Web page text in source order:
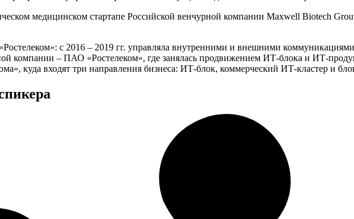
медицинском стартапе Российской венчурной компании Maxwell Biotech
с 2016 – 2019 гг. управляла внутренними и внешними
компании – ПАО «Ростелеком», где занялась продвижением ИТ-блока и ИТ-
куда входят три направления бизнеса: ИТ-блок, коммерческий ИТ-кластер и